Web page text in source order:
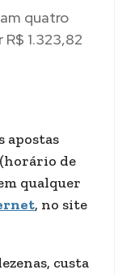
quatro
1.323,82
apostas
de
qualquer
, no site
custa